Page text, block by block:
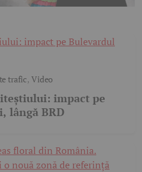
trafic,Video
impact pe
lângă BRD